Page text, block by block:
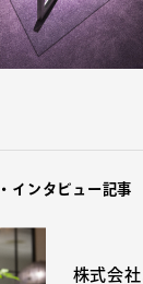
インタビュー記事
株式会